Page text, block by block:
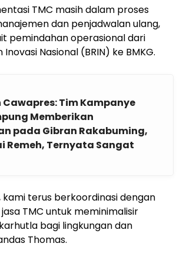
TMC masih dalam proses
dan penjadwalan ulang,
pemindahan operasional dari
Inovasi Nasional (BRIN) ke BMKG.
Tim Kampanye
Memberikan
pada Gibran Rakabuming,
Remeh, Ternyata Sangat
kami terus berkoordinasi dengan
TMC untuk meminimalisir
bagi lingkungan dan
Thomas.